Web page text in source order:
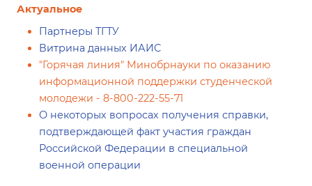
Актуальное
Партнеры ТГТУ
Витрина данных ИАИС
"Горячая линия" Минобрнауки по оказанию
информационной поддержки студенческой
молодежи - 8-800-222-55-71
О некоторых вопросах получения справки,
подтверждающей факт участия граждан
Российской Федерации в специальной
военной операции